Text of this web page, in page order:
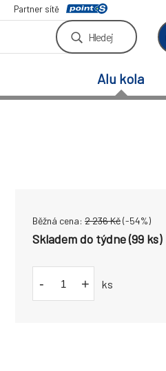
Partner sítě
Hledej
Alu kola
Běžná cena: 2 236Kč(-54%)
Skladem do týdne (99 ks)
- + ks